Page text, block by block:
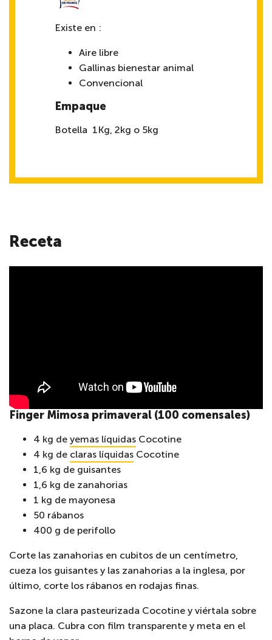
Existe en :
Aire libre
Gallinas bienestar animal
Convencional
Empaque
Botella 1Kg, 2kg o 5kg
Receta
Finger Mimosa primaveral (100 comensales)
4 kg de yemas líquidas Cocotine
4 kg de claras líquidas Cocotine
1,6 kg de guisantes
1,6 kg de zanahorias
1 kg de mayonesa
50 rábanos
400 g de perifollo
Corte las zanahorias en cubitos de un centímetro,
cueza los guisantes y las zanahorias a la inglesa, por
último, corte los rábanos en rodajas finas.
Sazone la clara pasteurizada Cocotine y viértala sobre
una placa. Cubra con film transparente y meta en el